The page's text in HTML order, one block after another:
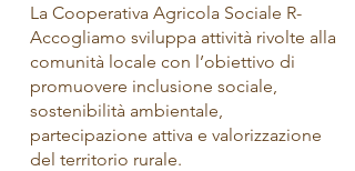
La Cooperativa Agricola Sociale R-
Accogliamo sviluppa attività rivolte alla
comunità locale con l’obiettivo di
promuovere inclusione sociale,
sostenibilità ambientale,
partecipazione attiva e valorizzazione
del territorio rurale.